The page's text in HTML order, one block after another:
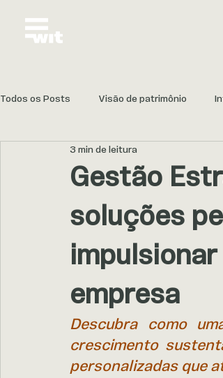
Todos os Posts Visão de patrimônio
Proteção e Continuidade
Gestão
soluções
empresa
3 min de leitura
Descubra como
crescimento
personalizadas que